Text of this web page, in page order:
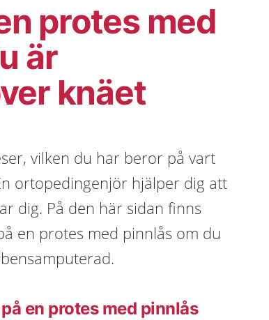
protes med
är
knäet
vilken du har beror på vart
ortopedingenjör hjälper dig att
dig. På den här sidan finns
en protes med pinnlås om du
en protes med pinnlås